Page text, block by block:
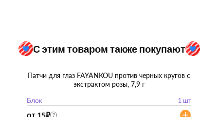
С этим товаром также покупают
Патчи для глаз FAYANKOU против черных кругов с
экстрактом розы, 7,9 г
Блок
1 шт
от 15₽ ?